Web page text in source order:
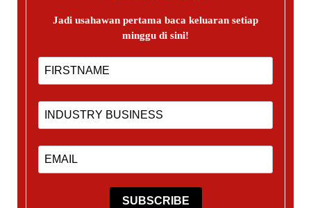
Jadi usahawan pertama baca keluaran setiap
minggu di sini!
SUBSCRIBE